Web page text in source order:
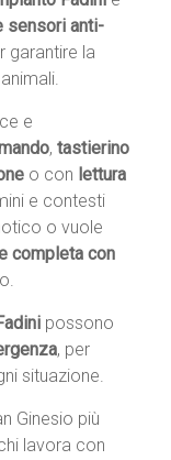
sensori anti-
garantire la
e
,tastierino
o con lettura
e contesti
o vuole
completa con
possono
, per
situazione.
Ginesio più
lavora con